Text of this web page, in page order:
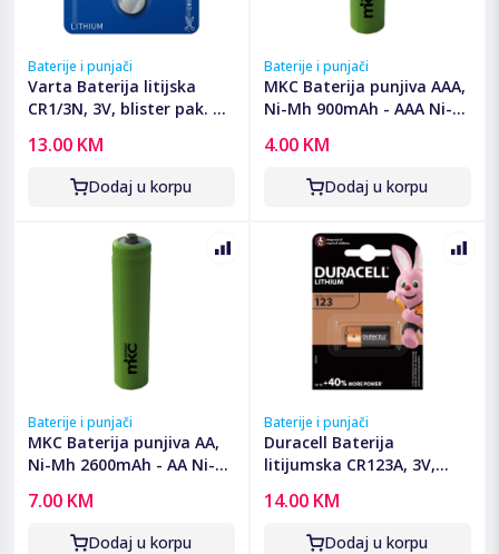
Baterije i punjači
Varta Baterija litijska
CR1/3N, 3V, blister pak. 1
13.00 KM
Dodaj u korpu
Baterije i punjači
MKC Baterija punjiva AAA,
Ni-Mh 900mAh - AAA Ni-
4.00 KM
Dodaj u korpu
Baterije i punjači
MKC Baterija punjiva AA,
Ni-Mh 2600mAh - AA Ni-
7.00 KM
Dodaj u korpu
Baterije i punjači
Duracell Baterija
litijumska CR123A, 3V,
14.00 KM
Dodaj u korpu